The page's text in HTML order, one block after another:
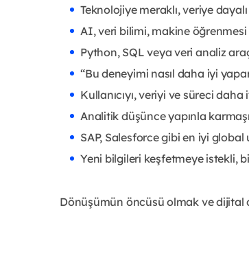
Teknolojiye meraklı, veriye
AI, veri bilimi, makine
Python, SQL veya veri analiz
“Bu deneyimi nasıl daha iyi
Kullanıcıyı, veriyi ve süreci
Analitik düşünce yapınla
SAP, Salesforce gibi en iyi
Yeni bilgileri keşfetmeye istekli,
Dönüşümün öncüsü olmak ve dijital